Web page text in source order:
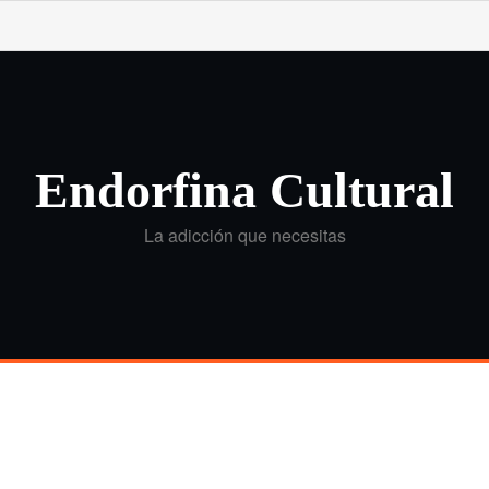
Endorfina Cultural
La adicción que necesitas